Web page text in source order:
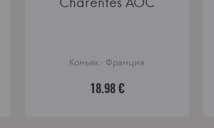
Коньяк · Франция
18.98 €